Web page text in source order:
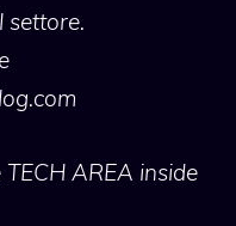
settore.
AREA inside